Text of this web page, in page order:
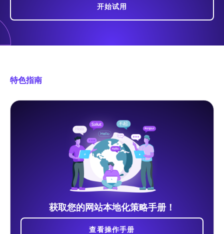
开始试用
特色指南
获取您的网站本地化策略手册！
查看操作手册